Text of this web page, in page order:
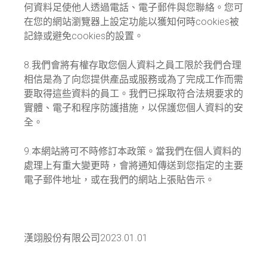
何資料足使他人透過電話、電子郵件與您聯絡。您可
在您的網站瀏覽器上設定功能以獲知何時cookies被
記錄或避免cookies的設置。
8.我們會將有權存取您個人資料之員工限於我們合理
相信是為了向您提供產品或服務或為了完成工作而需
要取得這些資料的員工。我們已採取符合法規要求的
實體、電子和程序防護措施，以保護您個人資料的安
全。
9.本網站將可不時修訂本政策。當我們在個人資料的
處理上有重大變更時，會將通知傳送到您指定的主要
電子郵件地址，或在我們的網站上張貼告示。
漢翊股份有限公司2023.01.01